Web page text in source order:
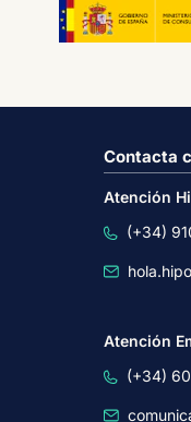
Contacta
Atención
(+34)
Atención
(+34)